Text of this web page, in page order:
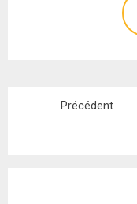
Pagination
Précédent